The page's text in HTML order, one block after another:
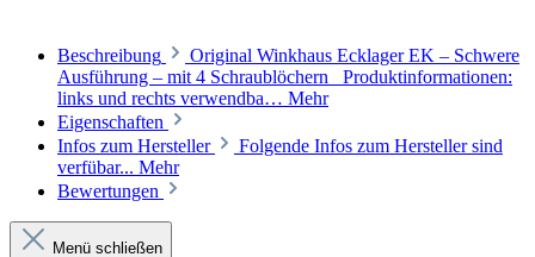
Beschreibung
Original Winkhaus Ecklager EK – Schwere
Ausführung – mit 4 Schraublöchern Produktinformationen:
links und rechts verwendba… Mehr
Eigenschaften
Infos zum Hersteller
Folgende Infos zum Hersteller sind
verfübar... Mehr
Bewertungen
Menü schließen